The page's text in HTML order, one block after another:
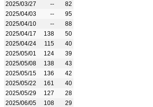
2025/03/27
--
82
2025/04/03
--
95
2025/04/10
--
88
2025/04/17
138
50
2025/04/24
115
40
2025/05/01
124
39
2025/05/08
138
43
2025/05/15
136
42
2025/05/22
161
40
2025/05/29
127
28
2025/06/05
108
29